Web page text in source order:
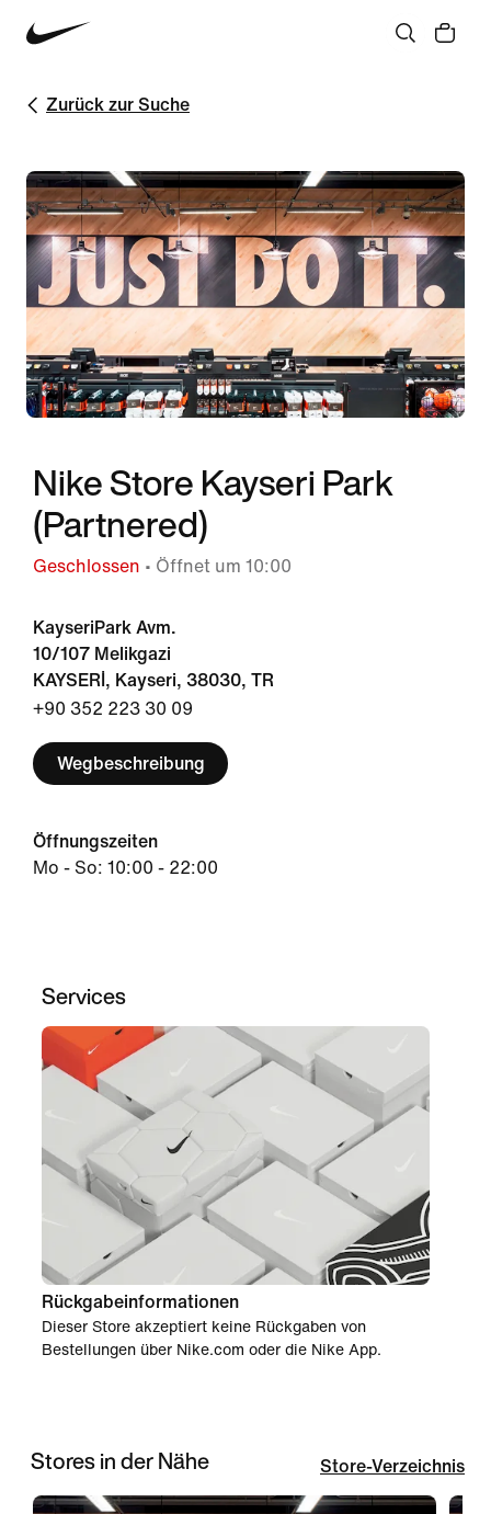
Zurück zur Suche
Nike Store Kayseri Park
(Partnered)
Geschlossen • Öffnet um 10:00
KayseriPark Avm.
10/107 Melikgazi
KAYSERİ, Kayseri, 38030, TR
+90 352 223 30 09
Wegbeschreibung
Öffnungszeiten
Mo - So: 10:00 - 22:00
Services
Rückgabeinformationen
Dieser Store akzeptiert keine Rückgaben von
Bestellungen über Nike.com oder die Nike App.
Stores in der Nähe Store-Verzeichnis